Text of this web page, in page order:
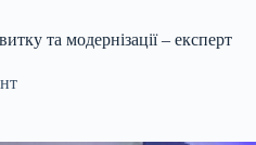
та модернізації – експерт